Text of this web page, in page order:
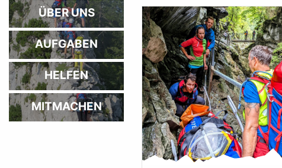
ÜBER UNS
AUFGABEN
HELFEN
MITMACHEN